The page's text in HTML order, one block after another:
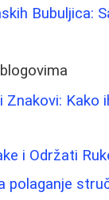
Bubuljica:
Kako
i Održati
polaganje